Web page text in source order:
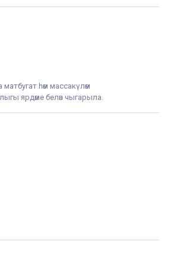
һәм массакүләм
ярдәме белән чыгарыла.